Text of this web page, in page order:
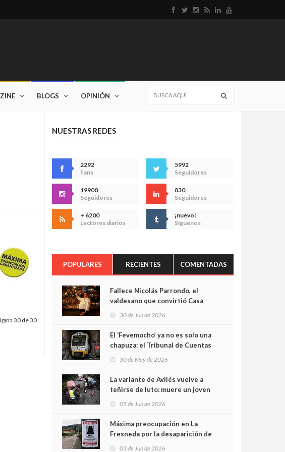
BLOGS OPINIÓN
30 de 30
NUESTRAS REDES
2292
Fans
5992
Seguidores
19900
Seguidores
830
Seguidores
+ 6200
Lectores diarios
¡nuevo!
Síguenos
POPULARES RECIENTES COMENTADAS
Fallece Nicolás Parrondo, el
valdesano que convirtió Casa
30 de Jun de 2026
El ‘Fevemocho’ ya no es solo una
chapuza: el Tribunal de Cuentas
sobrecoste de los trenes que no
cabían por los túneles
30 de May de 2026
La variante de Avilés vuelve a
teñirse de luto: muere un joven
05 de Jun de 2026
Máxima preocupación en La
Fresneda por la desaparición de
03 de Jun de 2026